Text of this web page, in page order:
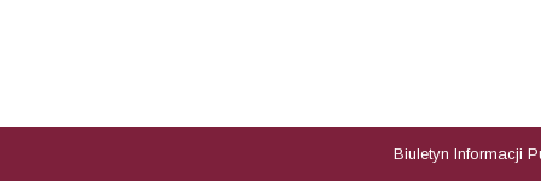
Biuletyn Informacji